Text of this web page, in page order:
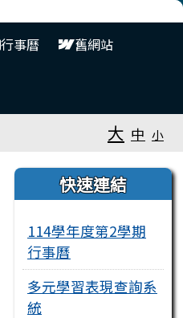
行事曆 舊網站
大 中 小
右邊區域內容
快速連結
114學年度第2學期
行事曆
多元學習表現查詢系
統